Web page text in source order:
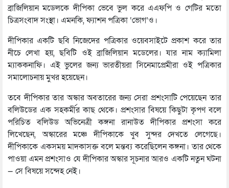
ব্রাজিলিয়ান মডেলকে দীপিকা ভেবে ভুল করে এএফপি ও গেটির মতো
চিত্রসংবাদ সংস্থা। এমনকি, ফ্যাশন পত্রিকা ‘ভোগ’ও।
দীপিকার একটি ছবি নিজেদের পত্রিকার ওয়েবসাইটে প্রকাশ করে তার
নীচে লেখা হয়, ছবিটি ওই ব্রাজিলিয়ান মডেলের। যার নাম ক্যামিলা
ম্যাককনাফি। এই ভুলের জন্য ভারতীয়রা সিনেমাপ্রেমীরা ওই পত্রিকার
সমালোচনায় মুখর হয়েছেন।
তবে দীপিকার তার অস্কার অবতারের জন্য সেরা প্রশংসাটি পেয়েছেন তার
বলিউডের এক সহকর্মীর কাছ থেকে। প্রশংসার বিষয়ে কিছুটা কৃপণ বলে
পরিচিত বলিউড অভিনেত্রী কঙ্গনা রানাউত দীপিকার প্রশংসা করে
লিখেছেন, অস্কারের মঞ্চে দীপিকাকে খুব সুন্দর দেখতে লেগেছে।
দীপিকাকে একসময় মাদকাসক্ত বলে মন্তব্য করেছিলেন কঙ্গনা। তার থেকে
পাওয়া এমন প্রশংসাও যে দীপিকার অস্কার সূচনার আরও একটি নতুন ঘটনা
— সে বিষয়ে সন্দেহ নেই।